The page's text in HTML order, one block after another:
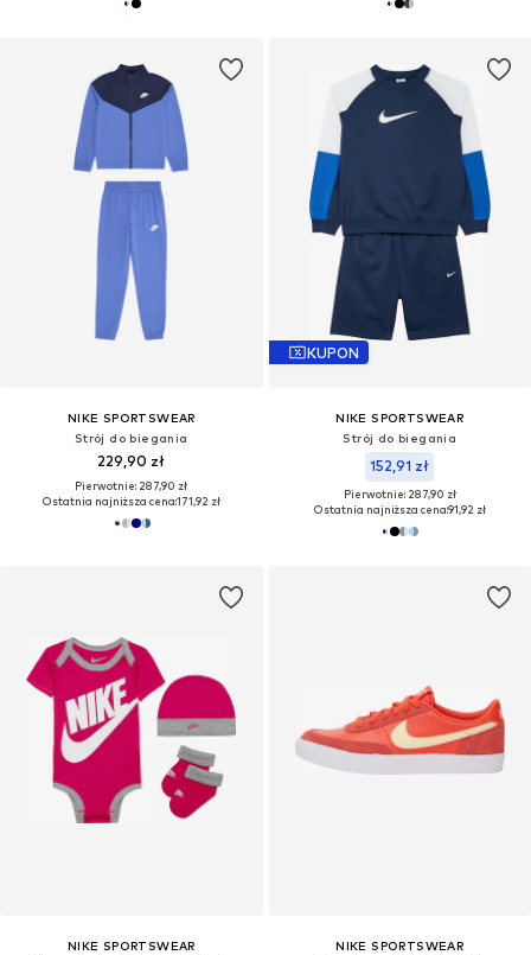
NIKE SPORTSWEAR
Strój do biegania
229,90 zł
Pierwotnie: 287,90 zł
Ostatnia najniższa cena:171,92 zł
KUPON
NIKE SPORTSWEAR
Strój do biegania
152,91 zł
Pierwotnie: 287,90 zł
Ostatnia najniższa cena:91,92 zł
NIKE SPORTSWEAR
NIKE SPORTSWEAR